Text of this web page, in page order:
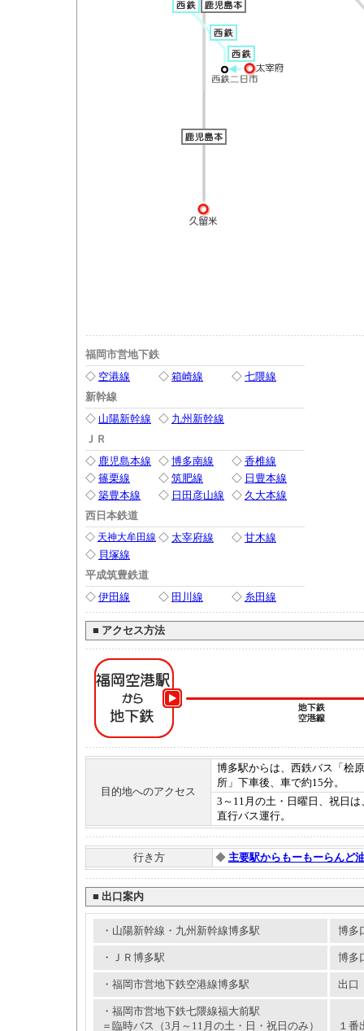
福岡市営地下鉄
◇ 空港線 ◇ 箱崎線 ◇ 七隈線
新幹線
◇ 山陽新幹線 ◇ 九州新幹線
ＪＲ
◇ 鹿児島本線 ◇ 博多南線 ◇ 香椎線
◇ 篠栗線 ◇ 筑肥線 ◇ 日豊本線
◇ 築豊本線 ◇ 日田彦山線 ◇ 久大本線
西日本鉄道
◇ 天神大牟田線 ◇ 太宰府線 ◇ 甘木線
◇ 貝塚線
平成筑豊鉄道
◇ 伊田線 ◇ 田川線 ◇ 糸田線
■ アクセス方法
目的地へのアクセス
博多駅からは、西鉄バス「桧
所」下車後、車で約15分。
3～11月の土・日曜日、祝日
直行バス運行。
行き方 ◆ 主要駅からもーもーらんど
■ 出口案内
・山陽新幹線・九州新幹線博多駅 博多
・ＪＲ博多駅 博多
・福岡市営地下鉄空港線博多駅 出口
・福岡市営地下鉄七隈線福大前駅
＝臨時バス（3月～11月の土・日・祝日のみ）
１番